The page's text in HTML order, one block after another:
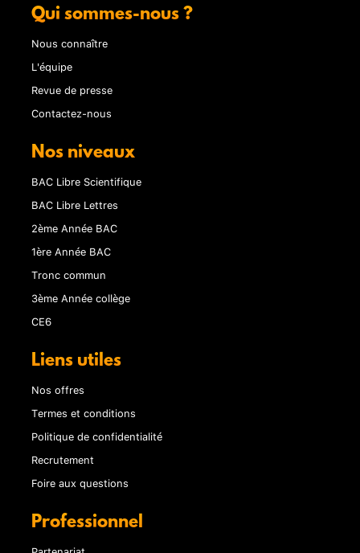
Qui sommes-nous ?
Nous connaître
L'équipe
Revue de presse
Contactez-nous
Nos niveaux
BAC Libre Scientifique
BAC Libre Lettres
2ème Année BAC
1ère Année BAC
Tronc commun
3ème Année collège
CE6
Liens utiles
Nos offres
Termes et conditions
Politique de confidentialité
Recrutement
Foire aux questions
Professionnel